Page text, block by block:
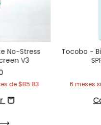
No-Stress
V3
de$85.83
Tocobo -
6 meses